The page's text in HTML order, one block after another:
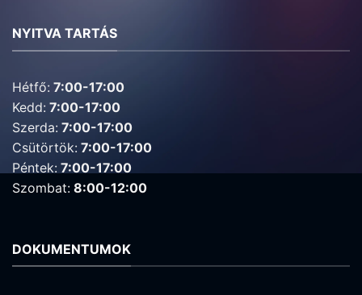
NYITVA TARTÁS
Hétfő: 7:00-17:00
Kedd: 7:00-17:00
Szerda: 7:00-17:00
Csütörtök: 7:00-17:00
Péntek: 7:00-17:00
Szombat: 8:00-12:00
DOKUMENTUMOK